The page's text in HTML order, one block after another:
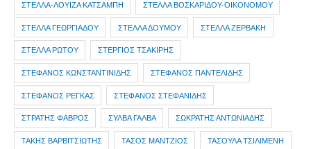
ΣΤΕΛΛΑ-ΛΟΥΙΖΑ ΚΑΤΣΑΜΠΗ ΣΤΕΛΛΑ ΒΟΣΚΑΡΙΔΟΥ-ΟΙΚΟΝΟΜΟΥ
ΣΤΕΛΛΑ ΓΕΩΡΓΙΑΔΟΥ ΣΤΕΛΛΑ ΔΟΥΜΟΥ ΣΤΕΛΛΑ ΖΕΡΒΑΚΗ
ΣΤΕΛΛΑ ΡΩΤΟΥ ΣΤΕΡΓΙΟΣ ΤΣΑΚΙΡΗΣ
ΣΤΕΦΑΝΟΣ ΚΩΝΣΤΑΝΤΙΝΙΔΗΣ ΣΤΕΦΑΝΟΣ ΠΑΝΤΕΛΙΔΗΣ
ΣΤΕΦΑΝΟΣ ΡΕΓΚΑΣ ΣΤΕΦΑΝΟΣ ΣΤΕΦΑΝΙΔΗΣ
ΣΤΡΑΤΗΣ ΦΑΒΡΟΣ ΣΥΛΒΑ ΓΑΛΒΑ ΣΩΚΡΑΤΗΣ ΑΝΤΩΝΙΑΔΗΣ
ΤΑΚΗΣ ΒΑΡΒΙΤΣΙΩΤΗΣ ΤΑΣΟΣ ΜΑΝΤΖΙΟΣ ΤΑΣΟΥΛΑ ΤΣΙΛΙΜΕΝΗ